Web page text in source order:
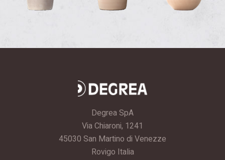
Degrea SpA
Via Chiaroni, 1241
45030 San Martino di Venezze
Rovigo Italia